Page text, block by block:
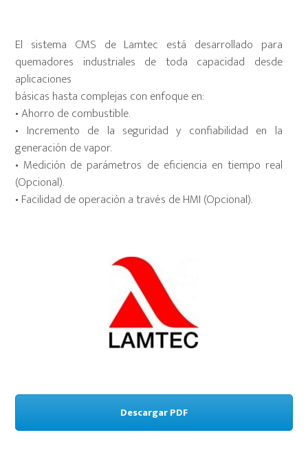
El sistema CMS de Lamtec está desarrollado para
quemadores industriales de toda capacidad desde
aplicaciones
básicas hasta complejas con enfoque en:
• Ahorro de combustible.
• Incremento de la seguridad y confiabilidad en la
generación de vapor.
• Medición de parámetros de eficiencia en tiempo real
(Opcional).
• Facilidad de operación a través de HMI (Opcional).
Descargar PDF